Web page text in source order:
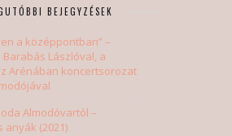
BEJEGYZÉSEK
a középpontban” –
Lászlóval, a
Arénában koncertsorozat
Almodóvartól –
anyák (2021)